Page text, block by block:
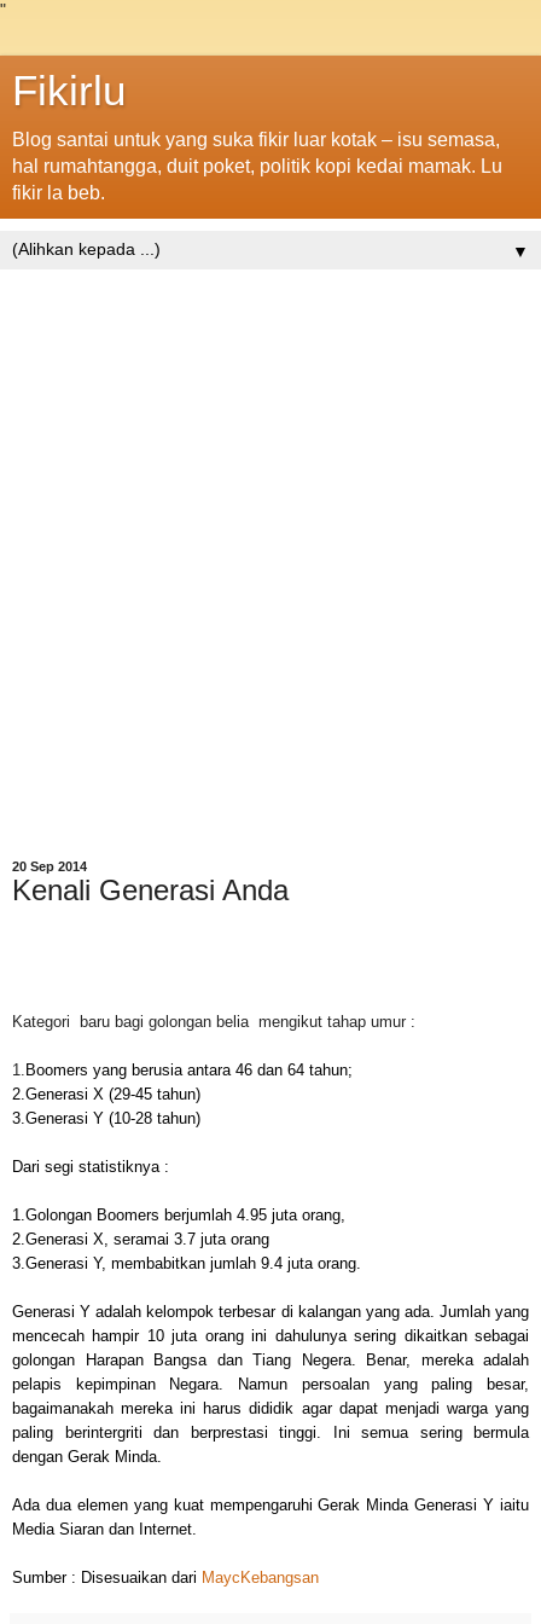
"
Fikirlu
Blog santai untuk yang suka fikir luar kotak – isu semasa,
hal rumahtangga, duit poket, politik kopi kedai mamak. Lu
fikir la beb.
▼
20 Sep 2014
Kenali Generasi Anda
Kategori baru bagi golongan belia mengikut tahap umur :
1. Boomers yang berusia antara 46 dan 64 tahun;
2.Generasi X (29-45 tahun)
3.Generasi Y (10-28 tahun)
Dari segi statistiknya :
1.Golongan Boomers berjumlah 4.95 juta orang,
2.Generasi X, seramai 3.7 juta orang
3.Generasi Y, membabitkan jumlah 9.4 juta orang.
Generasi Y adalah kelompok terbesar di kalangan yang ada. Jumlah yang
mencecah hampir 10 juta orang ini dahulunya sering dikaitkan sebagai
golongan Harapan Bangsa dan Tiang Negera. Benar, mereka adalah
pelapis kepimpinan Negara. Namun persoalan yang paling besar,
bagaimanakah mereka ini harus dididik agar dapat menjadi warga yang
paling berintergriti dan berprestasi tinggi. Ini semua sering bermula
dengan Gerak Minda.
Ada dua elemen yang kuat mempengaruhi Gerak Minda Generasi Y iaitu
Media Siaran dan Internet.
Sumber : Disesuaikan dari MaycKebangsan